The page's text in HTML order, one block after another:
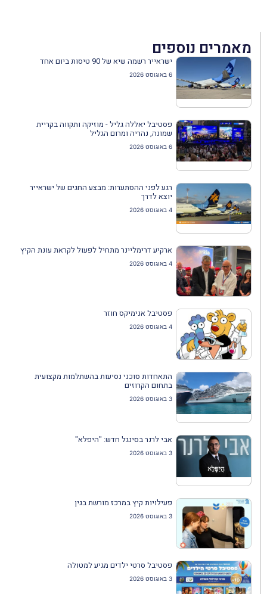
מאמרים נוספים
ישראייר רשמה שיא של 90 טיסות ביום אחד
6 באוגוסט 2026
פסטיבל יאללה גליל - מוזיקה ותקווה בקריית
שמונה, נהריה ומרום הגליל
6 באוגוסט 2026
רגע לפני ההסתערות: מבצע החגים של ישראייר
יוצא לדרך
4 באוגוסט 2026
ארקיע דרימליינר מתחיל לפעול לקראת עונת הקיץ
4 באוגוסט 2026
פסטיבל אנימיקס חוזר
4 באוגוסט 2026
התאחדות סוכני נסיעות בהשתלמות מקצועית
בתחום הקרוזים
3 באוגוסט 2026
אבי לרנר בסינגל חדש: "היפלא"
3 באוגוסט 2026
פעילויות קיץ במרכז מורשת בגין
3 באוגוסט 2026
פסטיבל סרטי ילדים מגיע למטולה
3 באוגוסט 2026